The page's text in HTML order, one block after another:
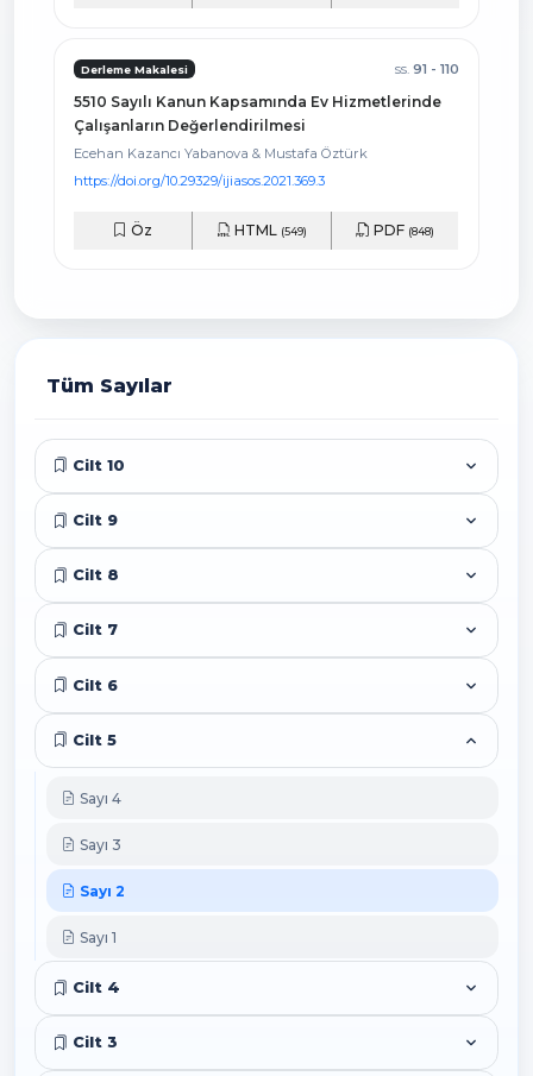
Derleme Makalesi ss. 91 - 110
5510 Sayılı Kanun Kapsamında Ev Hizmetlerinde
Çalışanların Değerlendirilmesi
Ecehan Kazancı Yabanova & Mustafa Öztürk
https://doi.org/10.29329/ijiasos.2021.369.3
Öz HTML (549) PDF (848)
Tüm Sayılar
Cilt 10
Cilt 9
Cilt 8
Cilt 7
Cilt 6
Cilt 5
Sayı 4
Sayı 3
Sayı 2
Sayı 1
Cilt 4
Cilt 3